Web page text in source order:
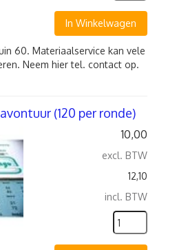
In Winkelwagen
60. Materiaalservice kan vele
Neem hier tel. contact op.
(120 per ronde)
10,00
excl. BTW
12,10
incl. BTW